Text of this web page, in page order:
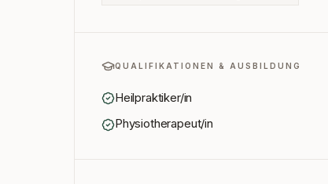
QUALIFIKATIONEN & AUSBILDUNG
Heilpraktiker/in
Physiotherapeut/in